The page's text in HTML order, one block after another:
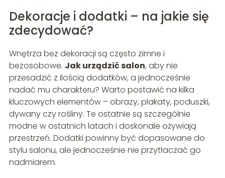
Dekoracje i dodatki – na jakie się
zdecydować?
Wnętrza bez dekoracji są często zimne i
bezosobowe. Jak urządzić salon, aby nie
przesadzić z ilością dodatków, a jednocześnie
nadać mu charakteru? Warto postawić na kilka
kluczowych elementów – obrazy, plakaty, poduszki,
dywany czy rośliny. Te ostatnie są szczególnie
modne w ostatnich latach i doskonale ożywiają
przestrzeń. Dodatki powinny być dopasowane do
stylu salonu, ale jednocześnie nie przytłaczać go
nadmiarem.